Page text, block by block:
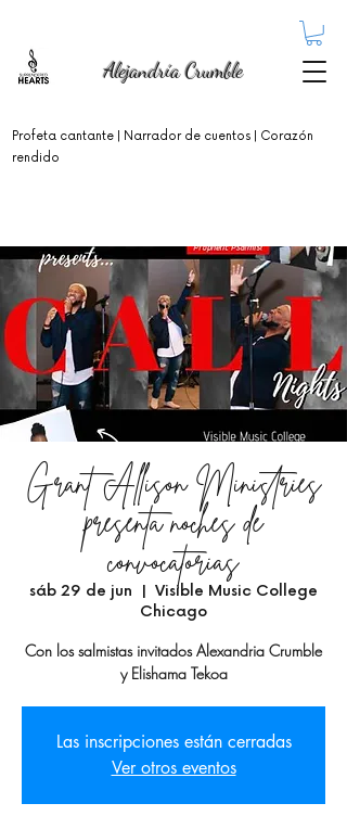
Alejandría Crumble
Profeta cantante
| Narrador de cuentos | Corazón
rendido
Grant Allison Ministries
presenta noches de
convocatorias
sáb 29 de jun
  |
Visible Music College
Chicago
Con los salmistas invitados Alexandria Crumble
y Elishama Tekoa
Las inscripciones están cerradas
Ver otros eventos